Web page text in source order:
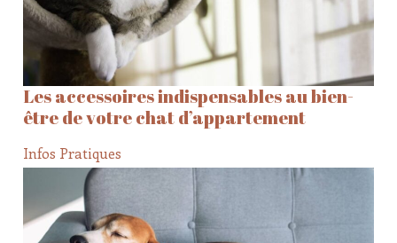
Les accessoires indispensables au bien-
être de votre chat d’appartement
Infos Pratiques